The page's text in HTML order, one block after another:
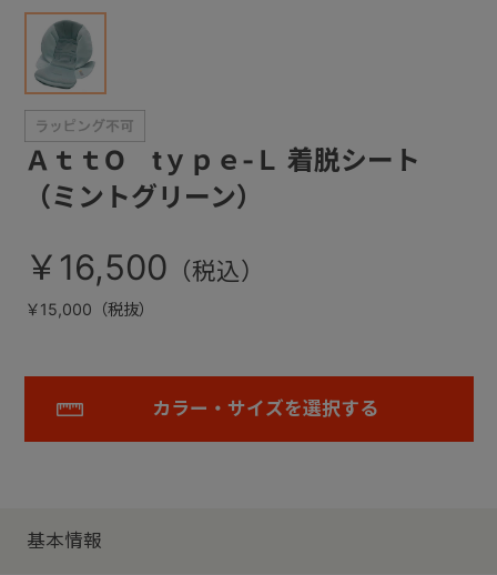
ＡｔｔO tｙｐｅ-Ｌ 着脱シート
（ミントグリーン）
￥16,500
￥15,000（税抜）
カラー・サイズを選択する
基本情報